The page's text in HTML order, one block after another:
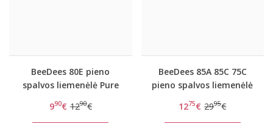
BeeDees 80E pieno
spalvos liemenėlė Pure
990€ 1290€
BeeDees 85A 85C 75C
pieno spalvos liemenėlė
1275€ 2995€